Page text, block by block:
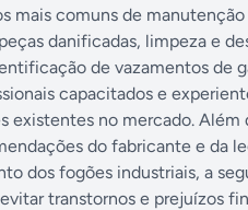
mais comuns de
danificadas, limpeza e
de vazamentos de
capacitados e
existentes no mercado. Além
do fabricante e da
dos fogões industriais, a
transtornos e prejuízos